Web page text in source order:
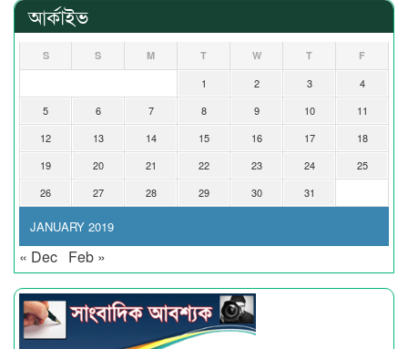
আর্কাইভ
JANUARY 2019
S S M T W T F
1 2 3
4
5
6 7 8 9 10
11
12
13 14 15 16 17
18
19
20 21 22 23 24
25
26
27 28 29 30 31
« Dec Feb »